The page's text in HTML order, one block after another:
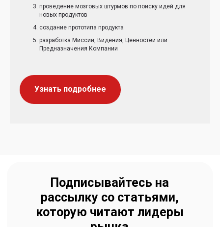
проведение мозговых штурмов по поиску идей для
новых продуктов
создание прототипа продукта
разработка Миссии, Видения, Ценностей или
Предназначения Компании
Узнать подробнее